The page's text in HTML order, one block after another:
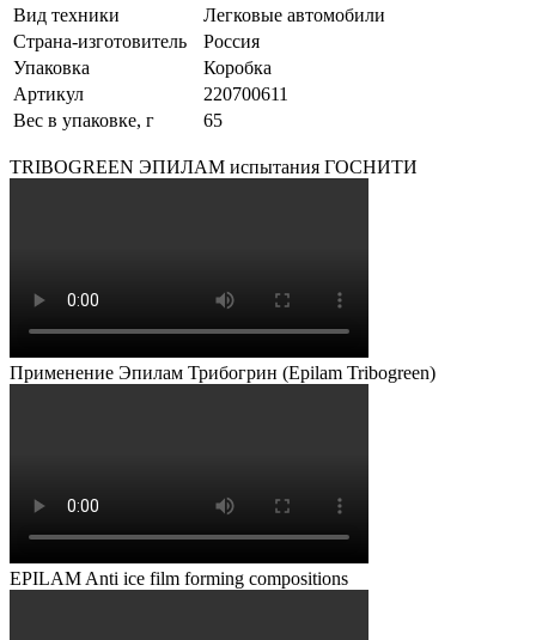
Вид техники
Легковые автомобили
Страна-изготовитель
Россия
Упаковка
Коробка
Артикул
220700611
Вес в упаковке, г
65
TRIBOGREEN ЭПИЛАМ испытания ГОСНИТИ
Применение Эпилам Трибогрин (Epilam Tribogreen)
EPILAM Anti ice film forming compositions